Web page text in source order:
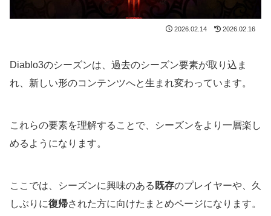
2026.02.14 2026.02.16
Diablo3のシーズンは、過去のシーズン要素が取り込ま
れ、新しい形のコンテンツへと生まれ変わっています。
これらの要素を理解することで、シーズンをより一層楽し
めるようになります。
ここでは、シーズンに興味のある 既存のプレイヤーや、久
しぶりに復帰された方に向けたまとめページになります。